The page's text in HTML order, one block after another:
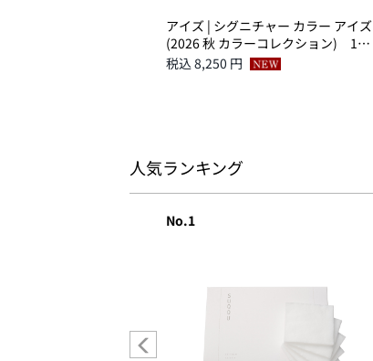
アイズ | シグニチャー カラー アイズ
(2026 秋 カラーコレクション) 156
煌満 -KIRAMEKIMITASHI
税込 8,250 円
人気ランキング
No.1